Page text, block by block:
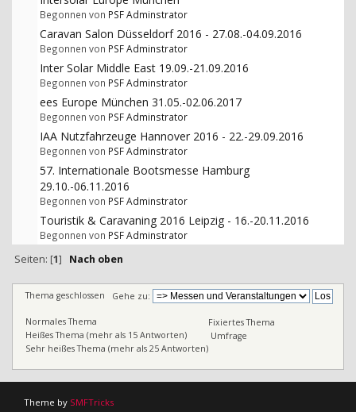
Begonnen von PSF Adminstrator
Caravan Salon Düsseldorf 2016 - 27.08.-04.09.2016
Begonnen von PSF Adminstrator
Inter Solar Middle East 19.09.-21.09.2016
Begonnen von PSF Adminstrator
ees Europe München 31.05.-02.06.2017
Begonnen von PSF Adminstrator
IAA Nutzfahrzeuge Hannover 2016 - 22.-29.09.2016
Begonnen von PSF Adminstrator
57. Internationale Bootsmesse Hamburg
29.10.-06.11.2016
Begonnen von PSF Adminstrator
Touristik & Caravaning 2016 Leipzig - 16.-20.11.2016
Begonnen von PSF Adminstrator
Seiten: [1] Nach oben
Gehe zu:
Normales Thema
Heißes Thema (mehr als 15 Antworten)
Sehr heißes Thema (mehr als 25 Antworten)
Thema geschlossen
Fixiertes Thema
Umfrage
Theme by SMFTricks